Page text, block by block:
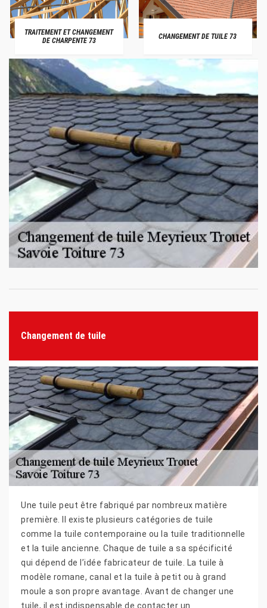
TRAITEMENT ET CHANGEMENT
DE CHARPENTE 73
CHANGEMENT DE TUILE 73
Changement de tuile
Une tuile peut être fabriqué par nombreux matière
première. Il existe plusieurs catégories de tuile
comme la tuile contemporaine ou la tuile traditionnelle
et la tuile ancienne. Chaque de tuile a sa spécificité
qui dépend de l’idée fabricateur de tuile. La tuile à
modèle romane, canal et la tuile à petit ou à grand
moule a son propre avantage. Avant de changer une
tuile, il est indispensable de contacter un